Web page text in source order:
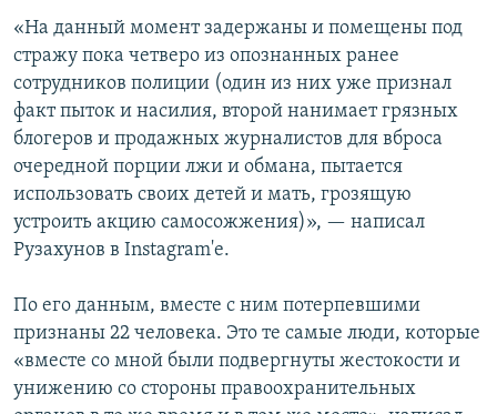
«На данный момент задержаны и помещены под
стражу пока четверо из опознанных ранее
сотрудников полиции (один из них уже признал
факт пыток и насилия, второй нанимает грязных
блогеров и продажных журналистов для вброса
очередной порции лжи и обмана, пытается
использовать своих детей и мать, грозящую
устроить акцию самосожжения)», — написал
Рузахунов в Instagram'е.
По его данным, вместе с ним потерпевшими
признаны 22 человека. Это те самые люди, которые
«вместе со мной были подвергнуты жестокости и
унижению со стороны правоохранительных